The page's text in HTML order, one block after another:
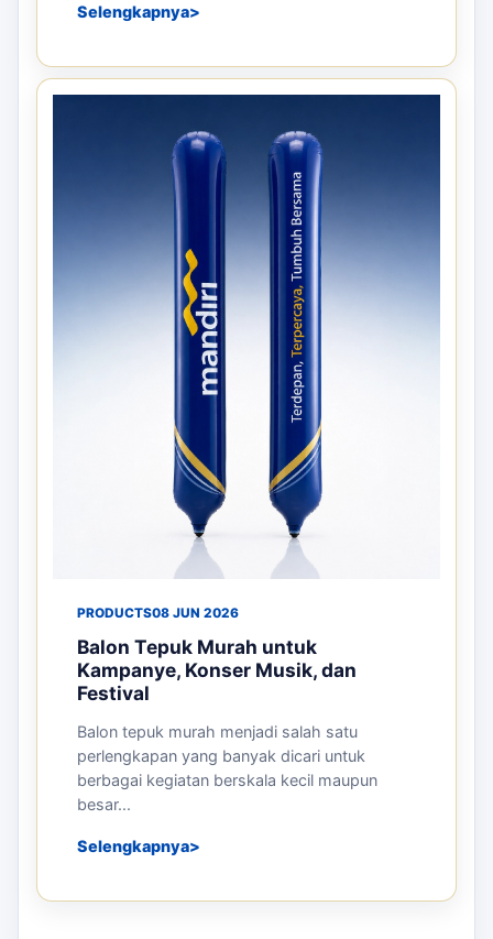
Selengkapnya
PRODUCTS08 JUN 2026
Balon Tepuk Murah untuk
Kampanye, Konser Musik, dan
Festival
Balon tepuk murah menjadi salah satu
perlengkapan yang banyak dicari untuk
berbagai kegiatan berskala kecil maupun
besar...
Selengkapnya